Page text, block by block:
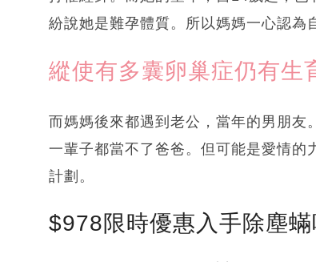
紛說她是難孕體質。所以媽媽一心認為
縱使有多囊卵巢症仍有生
而媽媽後來都遇到老公，當年的男朋友
一輩子都當不了爸爸。但可能是愛情的
計劃。
$978限時優惠入手除塵